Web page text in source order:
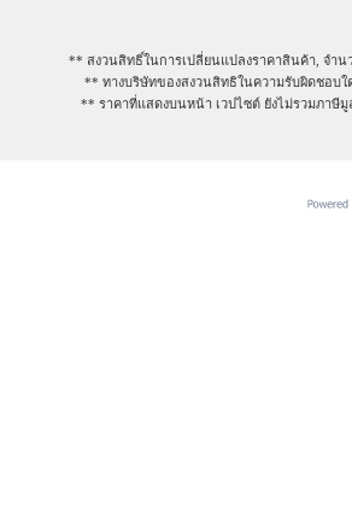
** สงวนสิทธิ์ในการเปลี่ยนแปลงราคาสินค้า, จำน
** ทางบริษัทของสงวนสิทธิในความรับผิดชอบ
** ราคาที่แสดงบนหน้า เวปไซต์ ยังไม่รวมภาษี